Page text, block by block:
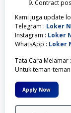
Contract
Kami juga update
Telegram : Loker
Instagram : Loker
WhatsApp : Loker
Tata Cara Melamar :
Untuk teman-
Apply Now